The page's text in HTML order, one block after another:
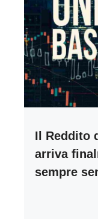
Il Reddito
arriva
sempre